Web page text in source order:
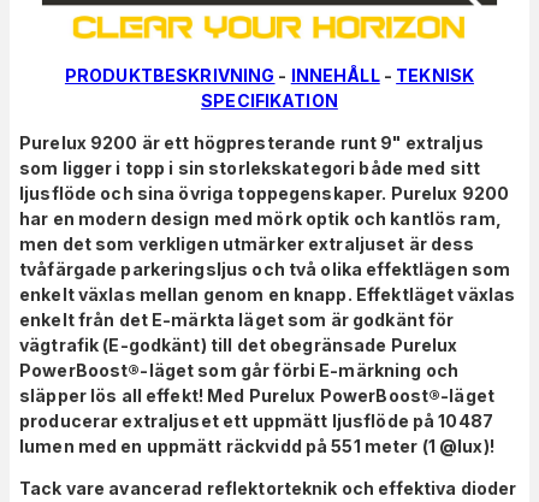
PRODUKTBESKRIVNING - INNEHÅLL- TEKNISK
SPECIFIKATION
Purelux 9200 är ett högpresterande runt 9" extraljus
som ligger i topp i sin storlekskategori både med sitt
ljusflöde och sina övriga toppegenskaper. Purelux 9200
har en modern design med mörk optik och kantlös ram,
men det som verkligen utmärker extraljuset är dess
tvåfärgade parkeringsljus och två olika effektlägen som
enkelt växlas mellan genom en knapp. Effektläget växlas
enkelt från det E-märkta läget som är godkänt för
vägtrafik (E-godkänt) till det obegränsade Purelux
PowerBoost®-läget som går förbi E-märkning och
släpper lös all effekt! Med Purelux PowerBoost®-läget
producerar extraljuset ett uppmätt ljusflöde på 10487
lumen med en uppmätt räckvidd på 551 meter (1 @lux)!
Tack vare avancerad reflektorteknik och effektiva dioder